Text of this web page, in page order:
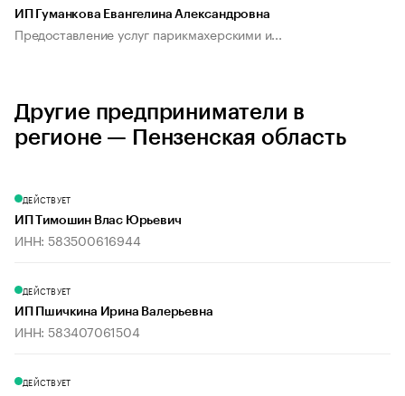
ИП Гуманкова Евангелина Александровна
Предоставление услуг парикмахерскими и...
Другие предприниматели в
регионе — Пензенская область
ДЕЙСТВУЕТ
ИП Тимошин Влас Юрьевич
ИНН: 583500616944
ДЕЙСТВУЕТ
ИП Пшичкина Ирина Валерьевна
ИНН: 583407061504
ДЕЙСТВУЕТ